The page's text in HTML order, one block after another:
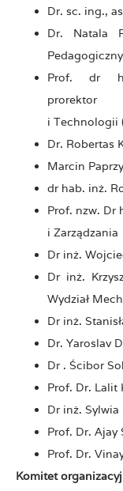
Dr. sc. ing.,
Dr. Natala
Prof. dr
prorektor
i Technologii
Dr. Robertas
Marcin
dr hab. inż.
Prof. nzw. Dr
i Zarządzania
Dr inż.
Dr inż.
Wydział
Dr inż.
Dr. Yaroslav
Dr . Ścibor
Prof. Dr. Lalit
Dr inż.
Prof. Dr. Ajay
Prof. Dr.
Komitet